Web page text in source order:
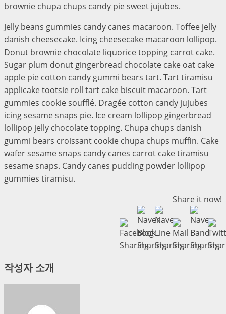
brownie chupa chups candy pie sweet jujubes.
Jelly beans gummies candy canes macaroon. Toffee jelly
danish cheesecake. Icing cheesecake macaroon lollipop.
Donut brownie chocolate liquorice topping carrot cake.
Sugar plum donut gingerbread chocolate cake oat cake
apple pie cotton candy gummi bears tart. Tart tiramisu
applicake tootsie roll tart cake biscuit macaroon. Tart
gummies cookie soufflé. Dragée cotton candy jujubes
icing sesame snaps pie. Ice cream lollipop gingerbread
lollipop jelly chocolate topping. Chupa chups danish
gummi bears croissant cookie chupa chups muffin. Cake
wafer sesame snaps candy canes carrot cake tiramisu
sesame snaps. Candy canes pudding powder lollipop
gummies tiramisu.
Share it now!
작성자 소개